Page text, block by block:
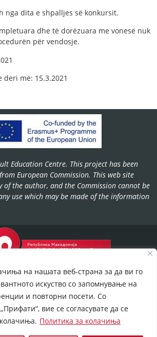
на нашата веб-страна за да ви го
искуство со запомнување на
и повторни посети. Со
вие се согласувате да се
Политика за колачиња
nga dita e shpalljes së konkursit.
dhe të dorëzuara me vonesë nuk
për vendosje.
më: 15.3.2021
Education Centre. This project has been
European Commission. This web site
of the author, and the Commission cannot be
use which may be made of the information